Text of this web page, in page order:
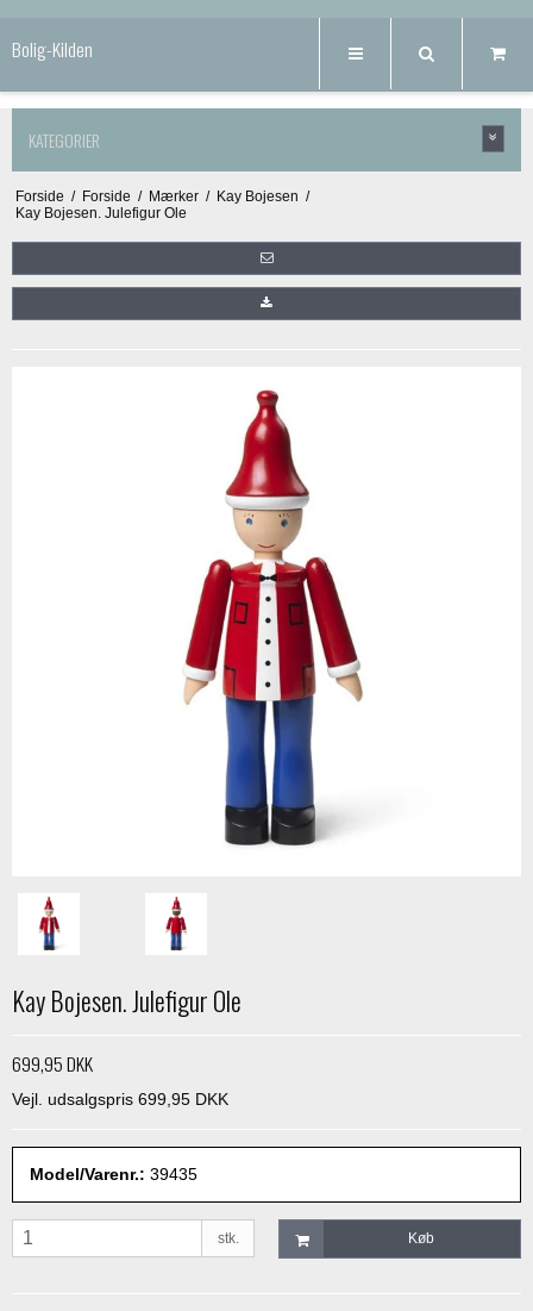
Bolig-Kilden
KATEGORIER
Forside / Forside / Mærker / Kay Bojesen /
Kay Bojesen. Julefigur Ole
Kay Bojesen. Julefigur Ole
699,95 DKK
Vejl. udsalgspris 699,95 DKK
Model/Varenr.: 39435
stk. Køb